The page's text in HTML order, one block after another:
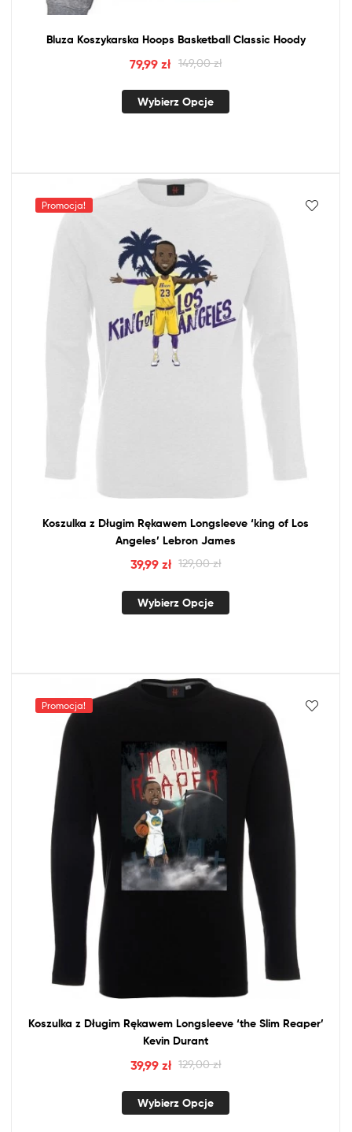
Bluza Koszykarska Hoops Basketball Classic Hoody
149,00zł
79,99zł
Wybierz Opcje
Promocja!
Koszulka z Długim Rękawem Longsleeve ‘king of Los
Angeles’ Lebron James
129,00zł
39,99 zł
Wybierz Opcje
Promocja!
Koszulka zDługim Rękawem Longsleeve ‘the Slim Reaper’
Kevin Durant
129,00zł
39,99 zł
Wybierz Opcje